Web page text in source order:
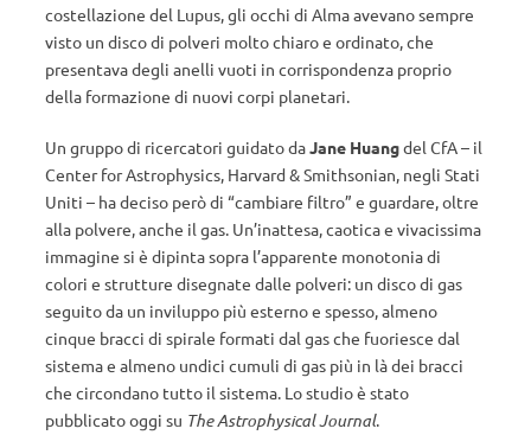
costellazione del Lupus, gli occhi di Alma avevano sempre
visto un disco di polveri molto chiaro e ordinato, che
presentava degli anelli vuoti in corrispondenza proprio
della formazione di nuovi corpi planetari.
Un gruppo di ricercatori guidato daJane Huangdel CfA – il
Center for Astrophysics, Harvard & Smithsonian, negli Stati
Uniti – ha deciso però di “cambiare filtro” e guardare, oltre
alla polvere, anche il gas. Un’inattesa, caotica e vivacissima
immagine si è dipinta sopra l’apparente monotonia di
colori e strutture disegnate dalle polveri: un disco di gas
seguito da un inviluppo più esterno e spesso, almeno
cinque bracci di spirale formati dal gas che fuoriesce dal
sistema e almeno undici cumuli di gas più in là dei bracci
che circondano tutto il sistema. Lo studio è stato
pubblicato oggi su The Astrophysical Journal.